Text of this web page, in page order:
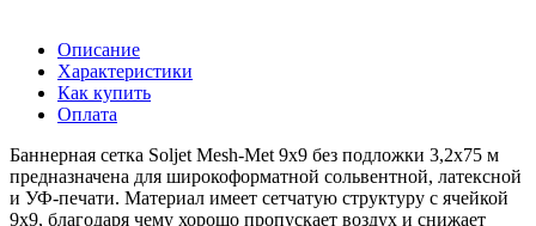
Описание
Характеристики
Как купить
Оплата
Баннерная сетка Soljet Mesh-Met 9х9 без подложки 3,2x75 м
предназначена для широкоформатной сольвентной, латексной
и УФ-печати. Материал имеет сетчатую структуру с ячейкой
9х9, благодаря чему хорошо пропускает воздух и снижает